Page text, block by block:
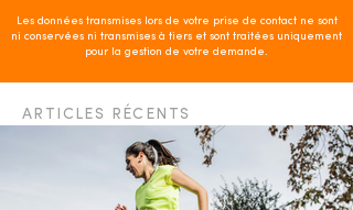
Les données transmises lors de votre prise de contact ne sont
ni conservées ni transmises à tiers et sont traitées uniquement
pour la gestion de votre demande.
ARTICLES RÉCENTS